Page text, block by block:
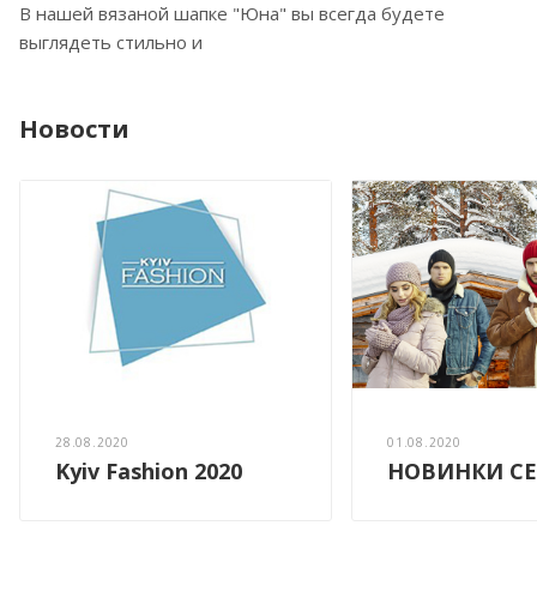
В нашей вязаной шапке "Юна" вы всегда будете
выглядеть стильно и
Новости
28.08.2020
Kyiv Fashion 2020
01.08.2020
НОВИНКИ